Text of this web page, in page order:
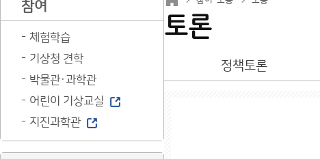
참여
체험학습
기상청 견학
박물관·과학관
어린이 기상교실
지진과학관
토론
정책토론